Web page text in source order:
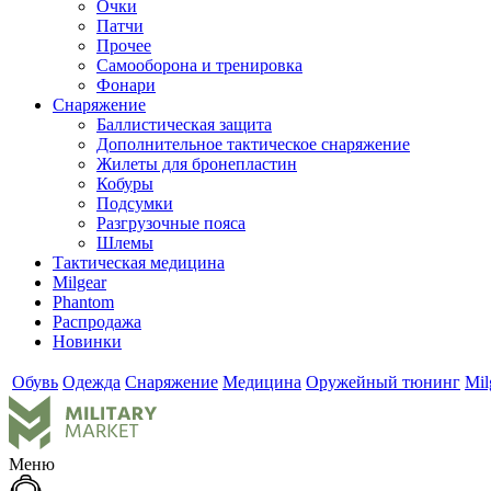
Очки
Патчи
Прочее
Самооборона и тренировка
Фонари
Снаряжение
Баллистическая защита
Дополнительное тактическое снаряжение
Жилеты для бронепластин
Кобуры
Подсумки
Разгрузочные пояса
Шлемы
Тактическая медицина
Milgear
Phantom
Распродажа
Новинки
Обувь Одежда Снаряжение Медицина Оружейный тюнинг
Меню